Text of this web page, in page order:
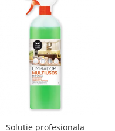
Solutie profesionala